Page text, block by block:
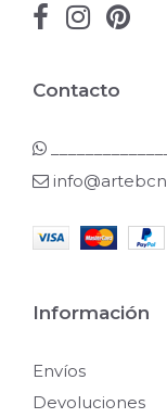
Contacto
Información
Envíos
Devoluciones